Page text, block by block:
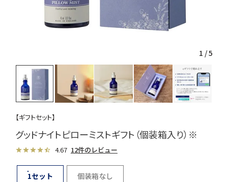
1 /5
【ギフトセット】
グッドナイトピローミストギフト（個装箱入り）※
4.67 12件のレビュー
1セット 個装箱なし